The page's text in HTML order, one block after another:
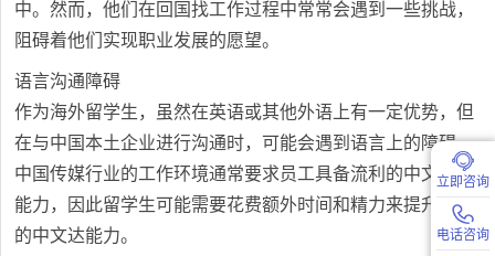
中。然而，他们在回国找工作过程中常常会遇到一些挑战，
阻碍着他们实现职业发展的愿望。
语言沟通障碍
作为海外留学生，虽然在英语或其他外语上有一定优势，但
在与中国本土企业进行沟通时，可能会遇到语言上的障碍。
中国传媒行业的工作环境通常要求员工具备流利的中文沟通
能力，因此留学生可能需要花费额外时间和精力来提升自己
的中文达能力。
立即咨询
电话咨询